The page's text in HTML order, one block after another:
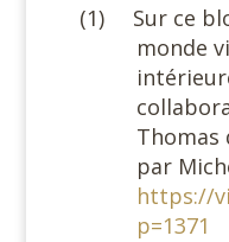
(1)
Sur ce
monde
Thomas
par
https://
p=1371